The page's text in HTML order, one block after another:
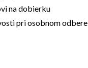
na dobierku
pri osobnom odbere